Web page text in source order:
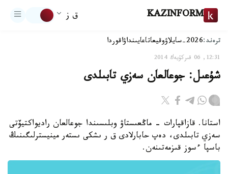
KAZINFORM ق ز
ترەند:2026-سايلاۋ وقيعاتاعايىنداۋاقوردا
12:31, 06 قىركۇيەك 2014
شۇعىل: جوعالعان سەزي تابىلدى
استانا. قازاقپارات - ماڭعىستاۋ وبلىسىندا جوعالعان راديواكتيۆتى
سەزي تابىلدى، دەپ حابارلادى ق ر ىشكى ىستەر مينيسترلىگىنىڭ
باسپا ءسوز قىزمەتىنەن.